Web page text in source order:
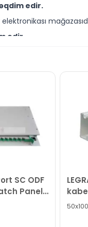
edir.
edir.
şərtləri ilə əldə edə
cavablandırmağa
bilərsiniz.
SC ODF
Panel